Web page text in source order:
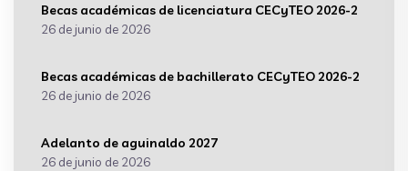
Becas académicas de licenciatura CECyTEO 2026-2
26 de junio de 2026
Becas académicas de bachillerato CECyTEO 2026-2
26 de junio de 2026
Adelanto de aguinaldo 2027
26 de junio de 2026